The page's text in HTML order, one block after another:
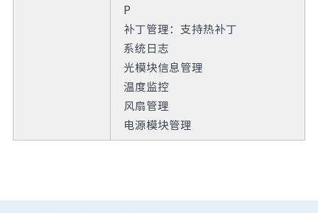
P
补丁管理：支持热补丁
系统日志
光模块信息管理
温度监控
风扇管理
电源模块管理